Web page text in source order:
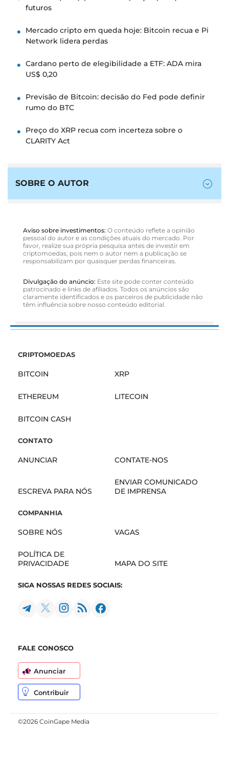
futuros
Mercado cripto em queda hoje: Bitcoin recua e Pi
Network lidera perdas
Cardano perto de elegibilidade a ETF: ADA mira
US$ 0,20
Previsão de Bitcoin: decisão do Fed pode definir
rumo do BTC
Preço do XRP recua com incerteza sobre o
CLARITY Act
SOBRE O AUTOR
Aviso sobre investimentos: O conteúdo reflete a opinião
pessoal do autor e as condições atuais do mercado. Por
favor, realize sua própria pesquisa antes de investir em
criptomoedas, pois nem o autor nem a publicação se
responsabilizam por quaisquer perdas financeiras.
Divulgação do anúncio: Este site pode conter conteúdo
patrocinado e links de afiliados. Todos os anúncios são
claramente identificados e os parceiros de publicidade não
têm influência sobre nosso conteúdo editorial.
CRIPTOMOEDAS
BITCOIN XRP
ETHEREUM LITECOIN
BITCOIN CASH
CONTATO
ANUNCIAR CONTATE-NOS
ESCREVA PARA NÓS
ENVIAR COMUNICADO
DE IMPRENSA
COMPANHIA
SOBRE NÓS VAGAS
POLÍTICA DE
PRIVACIDADE
MAPA DO SITE
SIGA NOSSAS REDES SOCIAIS:
FALE CONOSCO
Anunciar
Contribuir
©2026 CoinGape Media